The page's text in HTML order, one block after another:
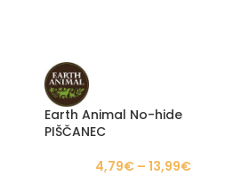
Earth Animal No-hide
PIŠČANEC
4,79€ – 13,99€